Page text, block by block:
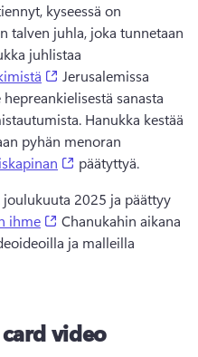
kyseessä on
talven juhla, joka tunnetaan
juhlistaa
(opens in a new tab)
Jerusalemissa
sanasta
Hanukka kestää
pyhän menoran
(opens in a new
päätyttyä.
joulukuuta 2025 ja päättyy
ihme (opens in a new tab)
Chanukahin aikana
ja malleilla
video